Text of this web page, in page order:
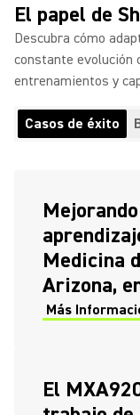
El papel de
Descubra cómo
constante evolución
entrenamientos y
Casos de éxito
Medicina
Arizona,
Más
El